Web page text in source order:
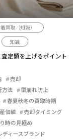
買取（知識）
知識
定額を上げるポイント
売却
方法
型崩れ防止
春夏秋冬の買取時期
価値
売却タイミング
時の見極め
ディースブランド